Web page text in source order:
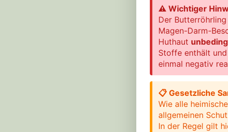
⚠ Wichtiger
Der
Magen-Darm-
Huthaut
Stoffe enthält
einmal negativ
📋 Gesetzliche
Wie alle
allgemeinen
In der Regel gilt